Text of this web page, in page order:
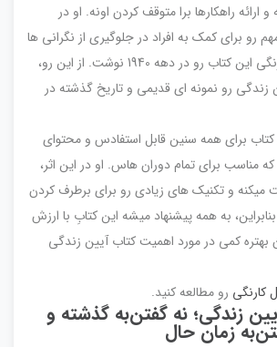
راهکارها برا متوقف کردن اونه. او در
برای کمک به افراد در جلوگیری از نگرانی ها
رو ارائه میده. دیل کارنگی این کتاب رو در دهه 1940 نوشت. از این رو،
زندگی رو نمونه ای قدیمی و تاریخ گذشته در
کتاب برای همه سنین قابل استفادس و محتوای
مناسب برای تمام دوران هاس. او در این اثر،
میکنه و تکنیک های زیادی رو برای برطرف کردن
بنابراین، به همه پیشنهاد میشه این کتابِ با ارزش
بهتره کمی در مورد اهمیت کتاب آیین زندگی
کارنگی رو مطالعه کنید.
زندگی؛ نه گفتن‌به گذشته و
زمان حال